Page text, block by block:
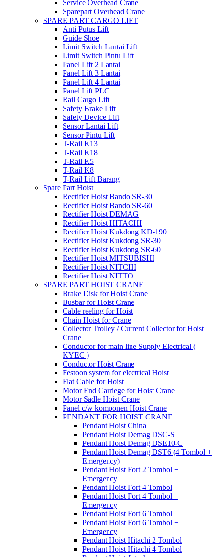
Service Overhead Crane
Sparepart Overhead Crane
SPARE PART CARGO LIFT
Anti Putus Lift
Guide Shoe
Limit Switch Lantai Lift
Limit Switch Pintu Lift
Panel Lift 2 Lantai
Panel Lift 3 Lantai
Panel Lift 4 Lantai
Panel Lift PLC
Rail Cargo Lift
Safety Brake Lift
Safety Device Lift
Sensor Lantai Lift
Sensor Pintu Lift
T-Rail K13
T-Rail K18
T-Rail K5
T-Rail K8
T-Rail Lift Barang
Spare Part Hoist
Rectifier Hoist Bando SR-30
Rectifier Hoist Bando SR-60
Rectifier Hoist DEMAG
Rectifier Hoist HITACHI
Rectifier Hoist Kukdong KD-190
Rectifier Hoist Kukdong SR-30
Rectifier Hoist Kukdong SR-60
Rectifier Hoist MITSUBISHI
Rectifier Hoist NITCHI
Rectifier Hoist NITTO
SPARE PART HOIST CRANE
Brake Disk for Hoist Crane
Busbar for Hoist Crane
Cable reeling for Hoist
Chain Hoist for Crane
Collector Trolley / Current Collector for Hoist
Crane
Conductor for main line Supply Electrical (
KYEC )
Conductor Hoist Crane
Festoon system for electrical Hoist
Flat Cable for Hoist
Motor End Carriege for Hoist Crane
Motor Sadle Hoist Crane
Panel c/w komponen Hoist Crane
PENDANT FOR HOIST CRANE
Pendant Hoist China
Pendant Hoist Demag DSC-S
Pendant Hoist Demag DSE10-C
Pendant Hoist Demag DST6 (4 Tombol +
Emergency)
Pendant Hoist Fort 2 Tombol +
Emergency
Pendant Hoist Fort 4 Tombol
Pendant Hoist Fort 4 Tombol +
Emergency
Pendant Hoist Fort 6 Tombol
Pendant Hoist Fort 6 Tombol +
Emergency
Pendant Hoist Hitachi 2 Tombol
Pendant Hoist Hitachi 4 Tombol